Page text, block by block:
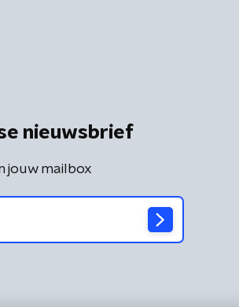
nieuwsbrief
jouw mailbox